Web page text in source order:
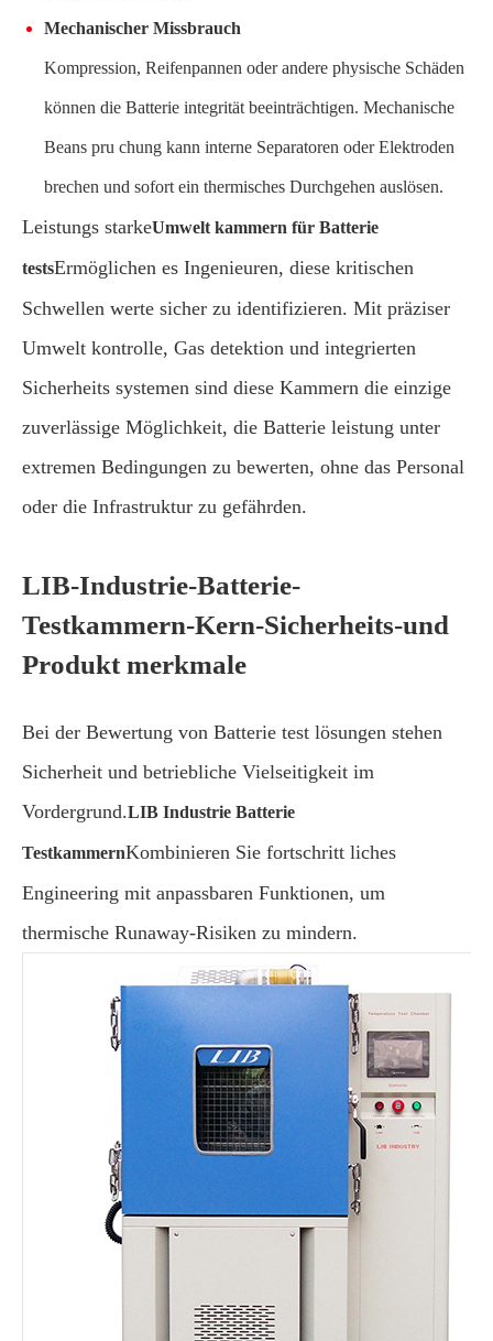
Mechanischer Missbrauch
Kompression, Reifenpannen oder andere physische Schäden
können die Batterie integrität beeinträchtigen. Mechanische
Beans pru chung kann interne Separatoren oder Elektroden
brechen und sofort ein thermisches Durchgehen auslösen.
Leistungs starkeUmwelt kammern für Batterie
testsErmöglichen es Ingenieuren, diese kritischen
Schwellen werte sicher zu identifizieren. Mit präziser
Umwelt kontrolle, Gas detektion und integrierten
Sicherheits systemen sind diese Kammern die einzige
zuverlässige Möglichkeit, die Batterie leistung unter
extremen Bedingungen zu bewerten, ohne das Personal
oder die Infrastruktur zu gefährden.
LIB-Industrie-Batterie-
Testkammern-Kern-Sicherheits-und
Produkt merkmale
Bei der Bewertung von Batterie test lösungen stehen
Sicherheit und betriebliche Vielseitigkeit im
Vordergrund.LIB Industrie Batterie
TestkammernKombinieren Sie fortschritt liches
Engineering mit anpassbaren Funktionen, um
thermische Runaway-Risiken zu mindern.